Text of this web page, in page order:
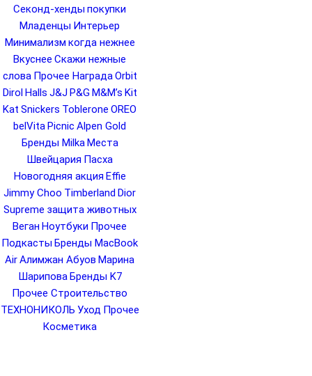
Секонд-хенды покупки
Младенцы Интерьер
Минимализм когда нежнее
Вкуснее Скажи нежные
слова Прочее НаградаOrbit
Dirol Halls J&J P&G M&M’s Kit
Kat Snickers Toblerone OREO
belVita Picnic Alpen Gold
Бренды Milka Места
Швейцария Пасха
Новогодняя акция Effie
Jimmy Choo Timberland Dior
Supreme защита животных
Веган Ноутбуки Прочее
Подкасты Бренды MacBook
AirАлимжан Абуов Марина
Шарипова Бренды K7
Прочее Строительство
ТЕХНОНИКОЛЬ Уход Прочее
Косметика